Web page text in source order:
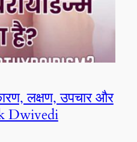
लक्षण, उपचार और
Dwivedi